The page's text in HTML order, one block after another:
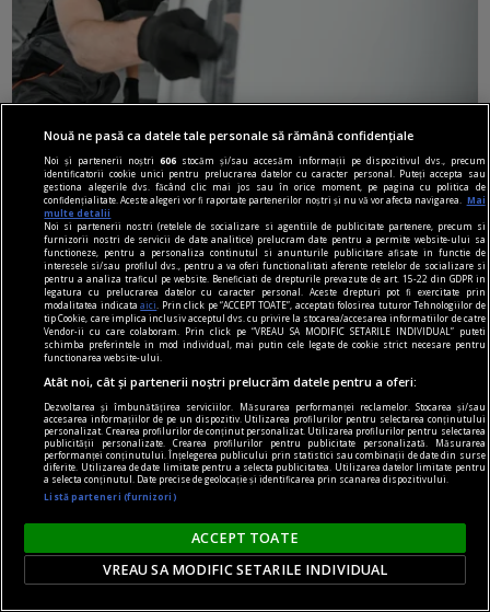
ipsos
Utilizări mai puțin cunoscute ale ipsosului în
amenajări interioare
Ipsosul (pulbere obținută prin arderea și
măcinarea gipsului, care face priză rapid în
contact cu apa) apare frecvent în reparații. Îl
folosești pentru a umple găuri sau pentru a fixa
doze electrice și, de multe ori, te oprești aici.
Nouă ne pasă ca datele tale personale să rămână confidențiale
Noi și partenerii noștri606 stocăm și/sau accesăm informații pe dispozitivul dvs., precum
identificatorii cookie unici pentru prelucrarea datelor cu caracter personal. Puteți accepta sau
gestiona alegerile dvs. făcând clic mai jos sau în orice moment, pe pagina cu politica de
confidențialitate. Aceste alegeri vor fi raportate partenerilor noștri și nu vă vor afecta navigarea.
Mai
multe detalii
Noi si partenerii nostri (retelele de socializare si agentiile de publicitate partenere, precum si
furnizorii nostri de servicii de date analitice) prelucram date pentru a permite website-ului sa
functioneze, pentru a personaliza continutul si anunturile publicitare afisate in functie de
interesele si/sau profilul dvs., pentru a va oferi functionalitati aferente retelelor de socializare si
pentru a analiza traficul pe website. Beneficiati de drepturile prevazute de art. 15-22 din GDPR in
legatura cu prelucrarea datelor cu caracter personal. Aceste drepturi pot fi exercitate prin
modalitatea indicataaici
. Prin click pe “ACCEPT TOATE”, acceptati folosirea tuturor Tehnologiilor de
tip Cookie, care implica inclusiv acceptul dvs. cu privire la stocarea/accesarea informatiilor de catre
Vendor-ii cu care colaboram. Prin click pe “VREAU SA MODIFIC SETARILE INDIVIDUAL” puteti
schimba preferintele in mod individual, mai putin cele legate de cookie strict necesare pentru
functionarea website-ului.
Atât noi, cât și partenerii noștri prelucrăm datele pentru a oferi:
Dezvoltarea și îmbunătățirea serviciilor. Măsurarea performanței reclamelor. Stocarea și/sau
accesarea informațiilor de pe un dispozitiv. Utilizarea profilurilor pentru selectarea conținutului
personalizat. Crearea profilurilor de conținut personalizat. Utilizarea profilurilor pentru selectarea
publicității personalizate. Crearea profilurilor pentru publicitate personalizată. Măsurarea
performanței conținutului. Înțelegerea publicului prin statistici sau combinații de date din surse
diferite. Utilizarea de date limitate pentru a selecta publicitatea. Utilizarea datelor limitate pentru
a selecta conținutul. Date precise de geolocație și identificarea prin scanarea dispozitivului.
Listă parteneri (furnizori)
ACCEPT TOATE
VREAU SA MODIFIC SETARILE INDIVIDUAL